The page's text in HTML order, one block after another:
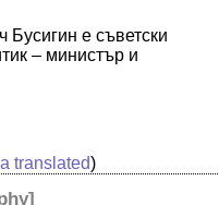
е съветски
– министър и
translated)
]